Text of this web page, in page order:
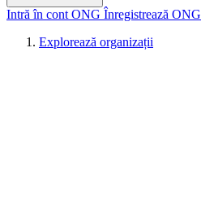
Intră în cont ONG Înregistrează ONG
Explorează organizații